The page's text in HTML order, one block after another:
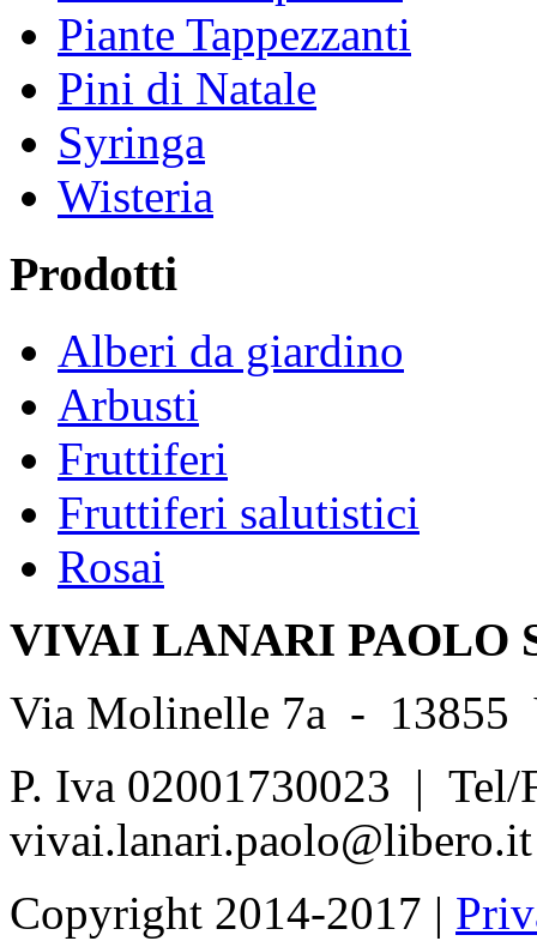
Piante Tappezzanti
Pini di Natale
Syringa
Wisteria
Prodotti
Alberi da giardino
Arbusti
Fruttiferi
Fruttiferi salutistici
Rosai
VIVAI LANARI PAOLO
Via Molinelle 7a -
P. Iva 02001730023 |
vivai.lanari.paolo@libero.it
Copyright 2014-2017 |